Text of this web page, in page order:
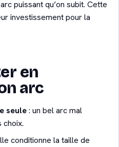
puissant qu’on subit. Cette
investissement pour la
en
arc
seule: un bel arc mal
choix.
conditionne la taille de